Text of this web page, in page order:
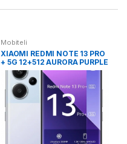
Mobiteli
XIAOMI REDMI NOTE 13 PRO
+ 5G 12+512 AURORA PURPLE